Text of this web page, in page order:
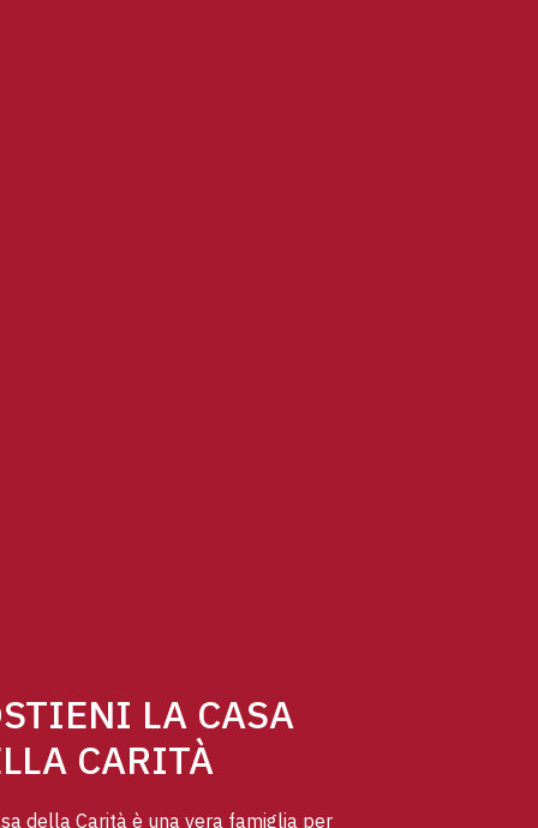
LA CASA
CARITÀ
della Carità è una vera famiglia per